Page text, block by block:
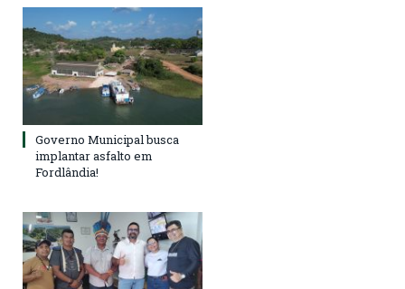
Governo Municipal busca
implantar asfalto em
Fordlândia!